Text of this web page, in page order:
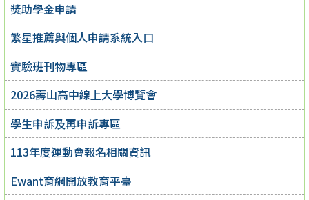
獎助學金申請
繁星推薦與個人申請系統入口
實驗班刊物專區
2026壽山高中線上大學博覽會
學生申訴及再申訴專區
113年度運動會報名相關資訊
Ewant育網開放教育平臺